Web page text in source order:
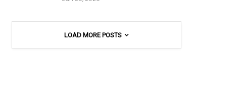
LOAD MORE POSTS